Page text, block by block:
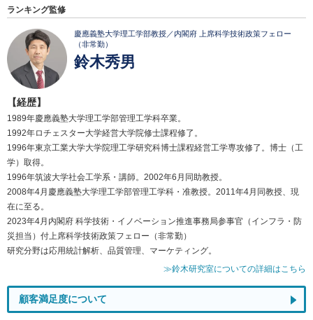
ランキング監修
慶應義塾大学理工学部教授／内閣府 上席科学技術政策フェロー
（非常勤）
鈴木秀男
【経歴】
1989年慶應義塾大学理工学部管理工学科卒業。
1992年ロチェスター大学経営大学院修士課程修了。
1996年東京工業大学大学院理工学研究科博士課程経営工学専攻修了。博士（工
学）取得。
1996年筑波大学社会工学系・講師。2002年6月同助教授。
2008年4月慶應義塾大学理工学部管理工学科・准教授。2011年4月同教授、現
在に至る。
2023年4月内閣府 科学技術・イノベーション推進事務局参事官（インフラ・防
災担当）付上席科学技術政策フェロー（非常勤）
研究分野は応用統計解析、品質管理、マーケティング。
≫鈴木研究室についての詳細はこちら
顧客満足度について